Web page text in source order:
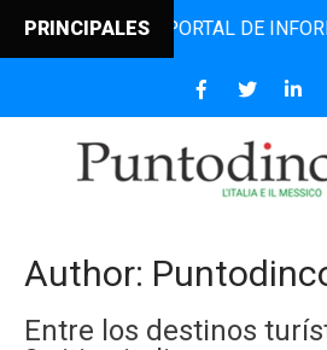
PRINCIPALES
PORTAL DE INFORMACIÓN
Author:
Entre los destinos